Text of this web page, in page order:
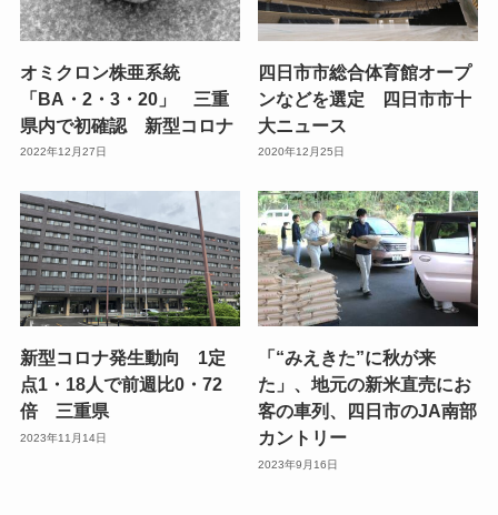
オミクロン株亜系統
「BA・2・3・20」 三重
県内で初確認 新型コロナ
2022年12月27日
四日市市総合体育館オープ
ンなどを選定 四日市市十
大ニュース
2020年12月25日
新型コロナ発生動向 1定
点1・18人で前週比0・72
倍 三重県
2023年11月14日
「“みえきた”に秋が来
た」、地元の新米直売にお
客の車列、四日市のJA南部
カントリー
2023年9月16日